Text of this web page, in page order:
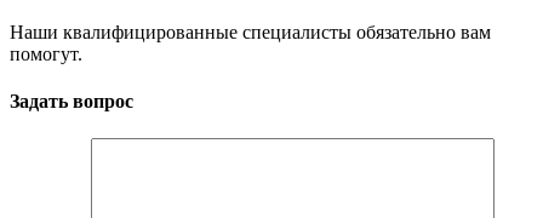
Наши квалифицированные специалисты обязательно вам
помогут.
Задать вопрос